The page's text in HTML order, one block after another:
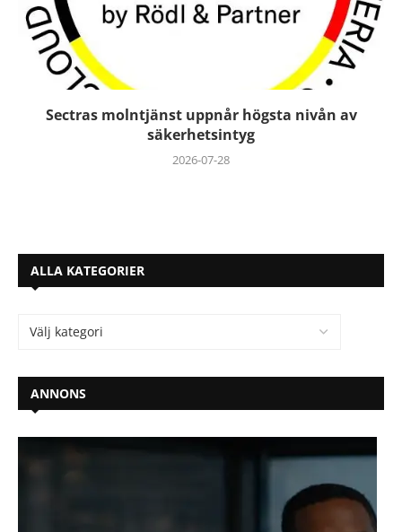
Sectras molntjänst uppnår högsta nivån av
säkerhetsintyg
2026-07-28
ALLA KATEGORIER
ANNONS